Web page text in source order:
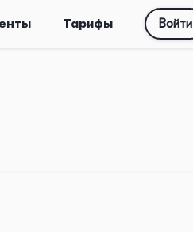
Тарифы Войти